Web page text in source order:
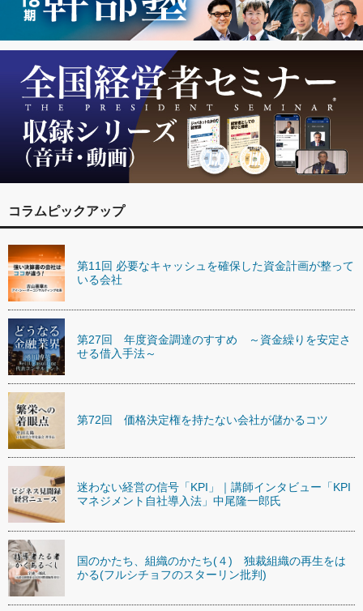
コラムピックアップ
第11回 必要なキャッシュを確保した資金計画が整って
いる会社
第27回 年度資金調達のすすめ ～資金繰りを安定さ
せる借入手法～
第72回 価格決定権を持たない会社が儲かるコツ
迷わない経営の信号「KPI」｜講師インタビュー「KPI
マネジメント自社導入法」中尾隆一郎氏
国のかたち、組織のかたち(４) 独裁組織の再生をは
かる(フルシチョフのスターリン批判)